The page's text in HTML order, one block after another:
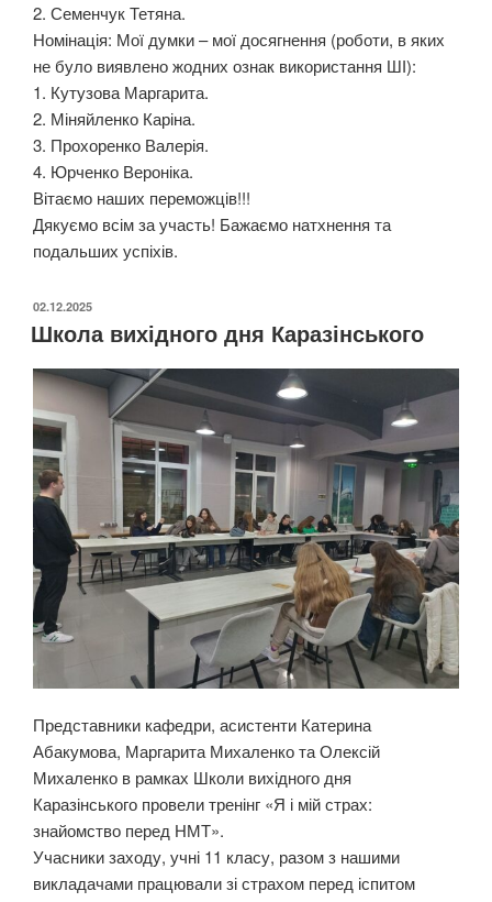
2. Семенчук Тетяна.
Номінація: Мої думки – мої досягнення (роботи, в яких
не було виявлено жодних ознак використання ШІ):
1. Кутузова Маргарита.
2. Міняйленко Каріна.
3. Прохоренко Валерія.
4. Юрченко Вероніка.
Вітаємо наших переможців!!!
Дякуємо всім за участь! Бажаємо натхнення та
подальших успіхів.
ОПУБЛІКОВАНО
02.12.2025
Школа вихідного дня Каразінського
Представники кафедри, асистенти Катерина
Абакумова, Маргарита Михаленко та Олексій
Михаленко в рамках Школи вихідного дня
Каразінського провели тренінг «Я і мій страх:
знайомство перед НМТ».
Учасники заходу, учні 11 класу, разом з нашими
викладачами працювали зі страхом перед іспитом